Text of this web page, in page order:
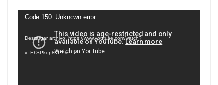
Reproductor
vídeo
Code 150: Unknown error.
Descargar archivo: https://www.youtube.com/watch?
v=EhSPkop8KPY&_=2